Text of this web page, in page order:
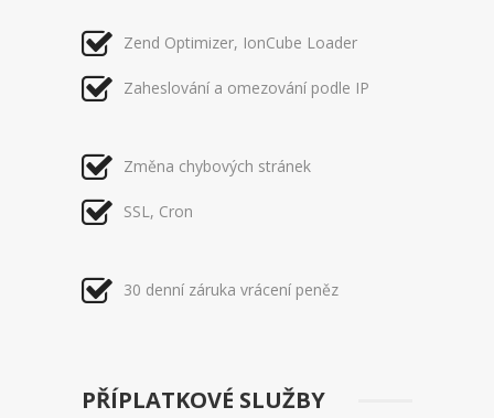
Zend Optimizer, IonCube Loader
Zaheslování a omezování podle IP
Změna chybových stránek
SSL, Cron
30 denní záruka vrácení peněz
PŘÍPLATKOVÉ SLUŽBY